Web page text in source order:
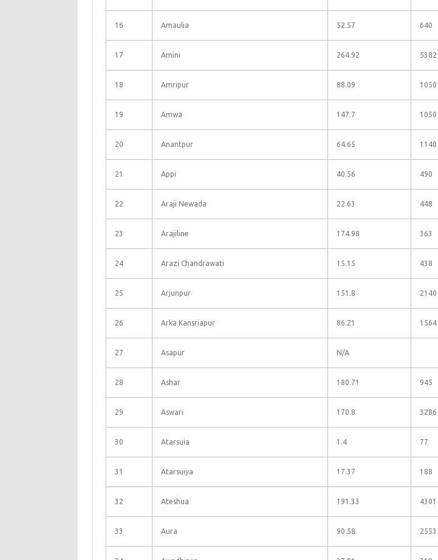
16 Amaulia 52.57 640
17 Amini 264.92 5382
18 Amripur 88.09 1050
19 Amwa 147.7 1050
20 Anantpur 64.65 1140
21 Appi 40.56 490
22 Araji Newada 22.63 448
23 Arajiline 174.98 363
24 Arazi Chandrawati 15.15 438
25 Arjunpur 151.8 2140
26 Arka Kansriapur 86.21 1564
27 Asapur N/A
28 Ashar 180.71 945
29 Aswari 170.8 3286
30 Atarsuia 1.4 77
31 Atarsuiya 17.37 188
32 Ateshua 191.33 4301
33 Aura 90.58 2553